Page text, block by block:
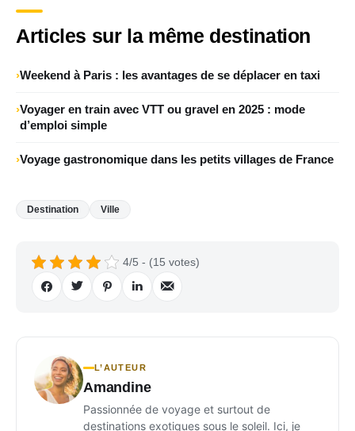
Articles sur la même destination
Weekend à Paris : les avantages de se déplacer en taxi
Voyager en train avec VTT ou gravel en 2025 : mode
d’emploi simple
Voyage gastronomique dans les petits villages de France
Destination Ville
4/5 - (15 votes)
L’AUTEUR
Amandine
Passionnée de voyage et surtout de
destinations exotiques sous le soleil. Ici, je